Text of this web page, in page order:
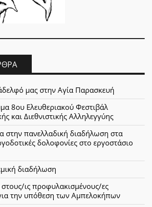
μας στην Αγία Παρασκευή
8ου Ελευθεριακού Φεστιβάλ
και Διεθνιστικής Αλληλεγγύης
στην πανελλαδική διαδήλωση στα
δολοφονίες στο εργοστάσιο
διαδήλωση
ις προφυλακισμένους/ες
την υπόθεση των Αμπελοκήπων